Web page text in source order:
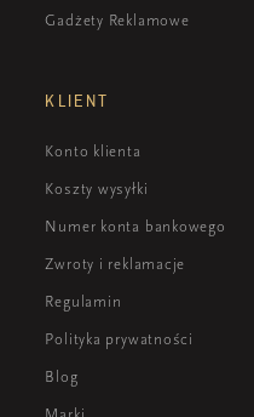
Gadżety Reklamowe
KLIENT
Konto klienta
Koszty wysyłki
Numer konta bankowego
Zwroty i reklamacje
Regulamin
Polityka prywatności
Blog